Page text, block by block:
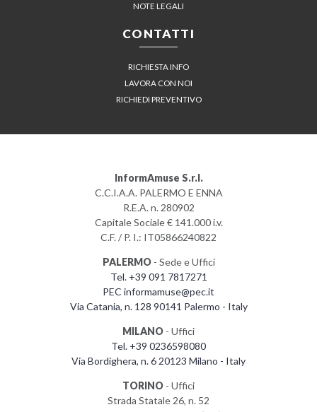
NOTE LEGALI
CONTATTI
RICHIESTA INFO
LAVORA CON NOI
RICHIEDI PREVENTIVO
InformAmuse S.r.l.
C.C.I.A.A. PALERMO E ENNA
R.E.A. n. 280902
Capitale Sociale € 141.000 i.v.
C.F. / P. I.: IT05866240822
PALERMO- Sede e Uffici
Tel. +39 091 7817271
PEC informamuse@pec.it
Via Catania, n. 128 90141 Palermo - Italy
MILANO - Uffici
Tel. +39 0236598080
Via Bordighera, n. 6 20123 Milano - Italy
TORINO - Uffici
Strada Statale 26, n. 52